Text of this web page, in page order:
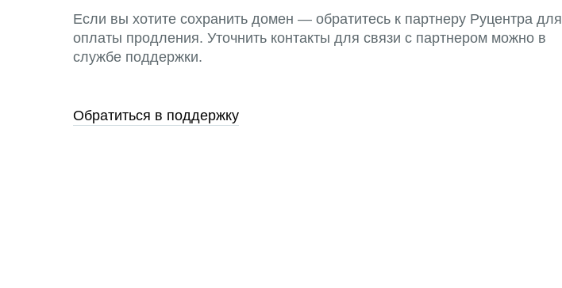
Если вы хотите сохранить домен — обратитесь к партнеру Руцентра для
оплаты продления. Уточнить контакты для связи с партнером можно в
службе поддержки.
Обратиться в поддержку